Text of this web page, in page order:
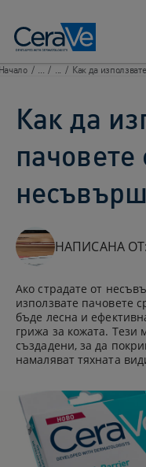
Search
/ ... / ... / Как да
Как да
НАПИСАНА ОТ:
Ако страдате от
използвате пачовете
бъде лесна и
грижа за кожата. Тези
създадени, за да
намаляват тяхната